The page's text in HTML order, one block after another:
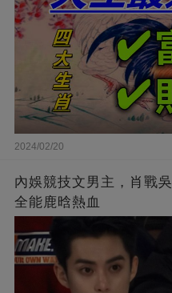
2024/02/20
內娛競技文男主，肖戰
全能鹿晗熱血